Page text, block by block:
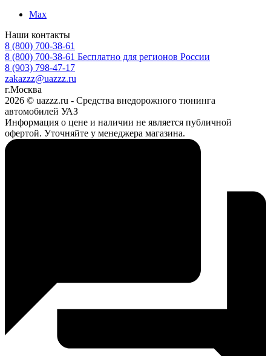
Max
Наши контакты
8 (800) 700-38-61
8 (800) 700-38-61 Бесплатно для регионов России
8 (903) 798-47-17
zakazzz@uazzz.ru
г.Москва
2026 © uazzz.ru - Средства внедорожного тюнинга
автомобилей УАЗ
Информация о цене и наличии не является публичной
офертой. Уточняйте у менеджера магазина.